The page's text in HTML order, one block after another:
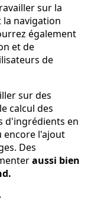
sur la
la navigation
également
et de
de
sur des
calcul des
d'ingrédients en
encore l'ajout
Des
aussi bien